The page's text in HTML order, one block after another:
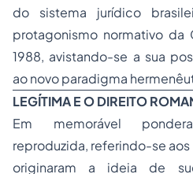
do sistema jurídico
protagonismo normativo da
1988, avistando-se a sua
ao novo paradigma
LEGÍTIMA E O DIREITO
Em memorável
reproduzida, referindo-se
originaram a ideia de